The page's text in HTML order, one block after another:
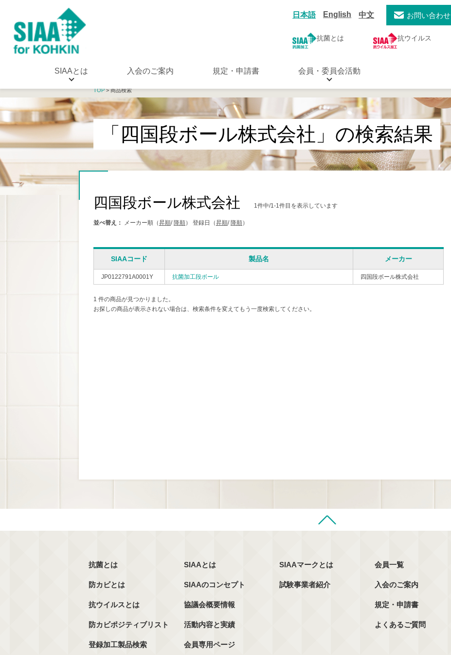
日本語 English 中文 お問い合わせ
抗菌とは 抗ウイルス
SIAAとは 入会のご案内 規定・申請書 会員・委員会活動
TOP> 商品検索
「四国段ボール株式会社」の検索結果
四国段ボール株式会社 1件中/1-1件目を表示しています
並べ替え： メーカー順（昇順/ 降順） 登録日（昇順/ 降順）
SIAAコード 製品名 メーカー
JP0122791A0001Y 抗菌加工段ボール 四国段ボール株式会社
1 件の商品が見つかりました。
お探しの商品が表示されない場合は、検索条件を変えてもう一度検索してください。
抗菌とは
防カビとは
抗ウイルスとは
防カビポジティブリスト
登録加工製品検索
SIAAとは
SIAAのコンセプト
協議会概要情報
活動内容と実績
会員専用ページ
SIAAマークとは
試験事業者紹介
会員一覧
入会のご案内
規定・申請書
よくあるご質問